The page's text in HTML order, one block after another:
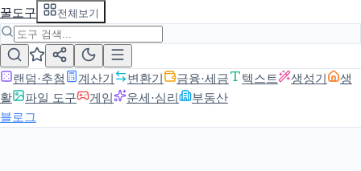
꿀도구 전체보기
랜덤·추첨 계산기 변환기 금융·세금 텍스트 생성기
생
활
파일 도구 게임 운세·심리
부동산
블로그